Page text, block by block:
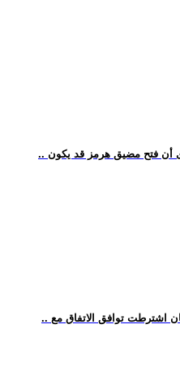
أن فتح مضيق هرمز قد يكون
اشترطت توافق الاتفاق مع